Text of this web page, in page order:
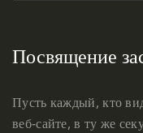
Посвящение
Пусть каждый, кто
веб-сайте, в ту же